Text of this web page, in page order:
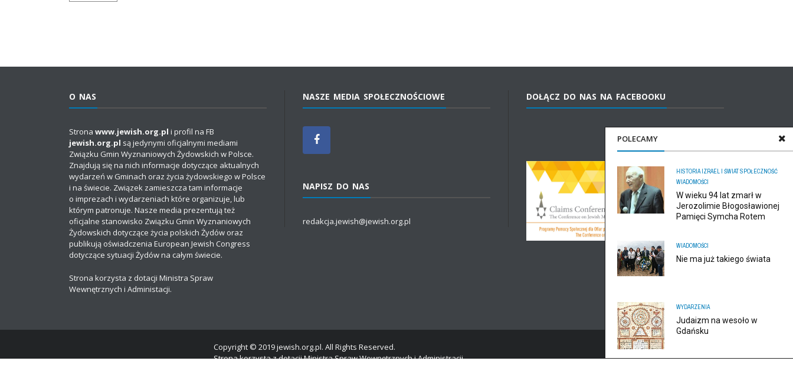
POLECAMY
HISTORIA IZRAEL I ŚWIATSPOŁECZNOŚĆ
WIADOMOŚCI
W wieku 94 lat zmarł w
Jerozolimie Błogosławionej
Pamięci Symcha Rotem
WIADOMOŚCI
Nie ma już takiego świata
WYDARZENIA
Judaizm na wesoło w
Gdańsku
O NAS
Strona www.jewish.org.pl i profil na FB
jewish.org.pl są jedynymi oficjalnymi mediami
Związku Gmin Wyznaniowych Żydowskich w Polsce.
Znajdują się na nich informacje dotyczące aktualnych
wydarzeń w Gminach oraz życia żydowskiego w Polsce
i na świecie. Związek zamieszcza tam informacje
o imprezach i wydarzeniach które organizuje, lub
którym patronuje. Nasze media prezentują też
oficjalne stanowisko Związku Gmin Wyznaniowych
Żydowskich dotyczące życia polskich Żydów oraz
publikują oświadczenia European Jewish Congress
dotyczące sytuacji Żydów na całym świecie.
Strona korzysta z dotacji Ministra Spraw
Wewnętrznych i Administacji.
NASZE MEDIA SPOŁECZNOŚCIOWE
NAPISZ DO NAS
redakcja.jewish@jewish.org.pl
DOŁĄCZ DO NAS NA FACEBOOKU
Copyright © 2019 jewish.org.pl. All Rights Reserved.
Strona korzysta z dotacji Ministra Spraw Wewnętrznych i Administracji.